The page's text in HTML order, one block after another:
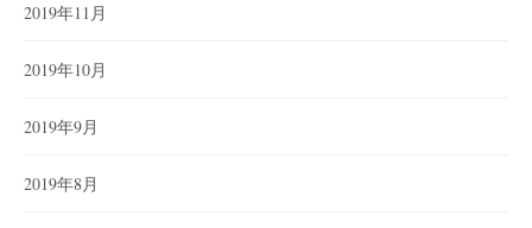
2019年11月
2019年10月
2019年9月
2019年8月